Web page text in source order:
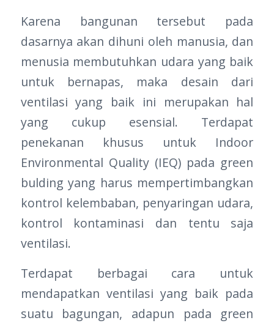
Karena bangunan tersebut pada
dasarnya akan dihuni oleh manusia, dan
menusia membutuhkan udara yang baik
untuk bernapas, maka desain dari
ventilasi yang baik ini merupakan hal
yang cukup esensial. Terdapat
penekanan khusus untuk Indoor
Environmental Quality (IEQ) pada green
bulding yang harus mempertimbangkan
kontrol kelembaban, penyaringan udara,
kontrol kontaminasi dan tentu saja
ventilasi.
Terdapat berbagai cara untuk
mendapatkan ventilasi yang baik pada
suatu bagungan, adapun pada green